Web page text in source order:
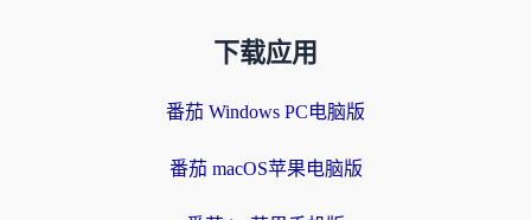
下载应用
番茄 Windows PC电脑版
番茄 macOS苹果电脑版